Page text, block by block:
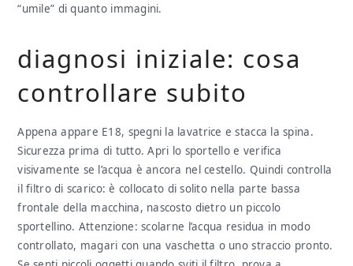
“umile” di quanto immagini.
diagnosi iniziale: cosa
controllare subito
Appena appare E18, spegni la lavatrice e stacca la spina.
Sicurezza prima di tutto. Apri lo sportello e verifica
visivamente se l’acqua è ancora nel cestello. Quindi controlla
il filtro di scarico: è collocato di solito nella parte bassa
frontale della macchina, nascosto dietro un piccolo
sportellino. Attenzione: scolarne l’acqua residua in modo
controllato, magari con una vaschetta o uno straccio pronto.